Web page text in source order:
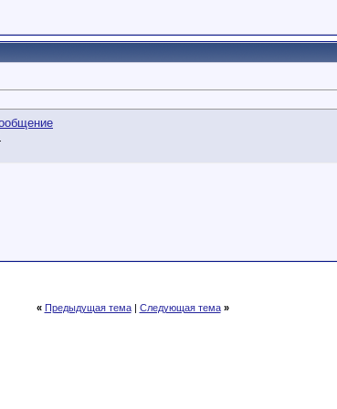
« Предыдущая тема| Следующая тема »